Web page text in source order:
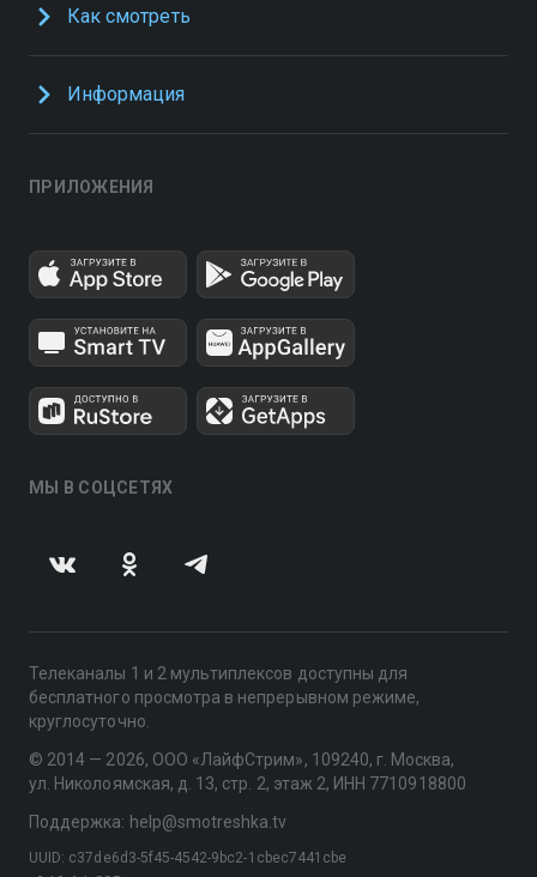
Как смотреть
Информация
ПРИЛОЖЕНИЯ
МЫ В СОЦСЕТЯХ
Телеканалы 1 и 2 мультиплексов доступны для
бесплатного просмотра в непрерывном режиме,
круглосуточно.
© 2014 — 2026, ООО «ЛайфСтрим», 109240, г. Москва,
ул. Николоямская, д. 13, стр. 2, этаж 2, ИНН 7710918800
Поддержка: help@smotreshka.tv
UUID: c37de6d3-5f45-4542-9bc2-1cbec7441cbe